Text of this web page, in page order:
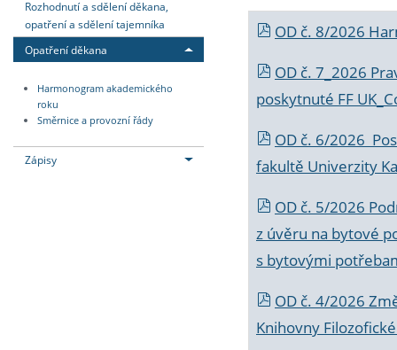
Rozhodnutí a sdělení děkana,
opatření a sdělení tajemníka
Opatření děkana
Harmonogram akademického
roku
Směrnice a provozní řády
Zápisy
OD č. 8/2026
OD č. 7_2026
poskytnuté FF
OD č. 6/2026
fakultě Univerzity
OD č. 5/2026
z úvěru na bytové
s bytovými
OD č. 4/2026
Knihovny